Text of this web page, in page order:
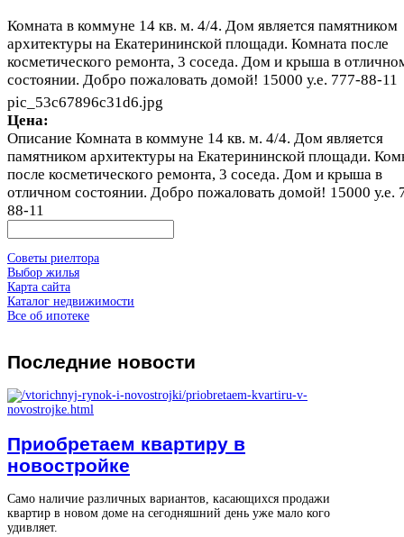
Комната в коммуне 14 кв. м. 4/4. Дом является памятником
архитектуры на Екатерининской площади. Комната после
косметического ремонта, 3 соседа. Дом и крыша в
состоянии. Добро пожаловать домой! 15000 у.е. 777-88-11
pic_53c67896c31d6.jpg
Цена:
Описание Комната в коммуне 14 кв. м. 4/4. Дом является
памятником архитектуры на Екатерининской площади.
после косметического ремонта, 3 соседа. Дом и крыша в
отличном состоянии. Добро пожаловать домой! 15000 у.е.
88-11
Советы риелтора
Выбор жилья
Карта сайта
Каталог недвижимости
Все об ипотеке
Последние новости
Приобретаем квартиру в
новостройке
Само наличие различных вариантов, касающихся продажи
квартир в новом доме на сегодняшний день уже мало кого
удивляет.